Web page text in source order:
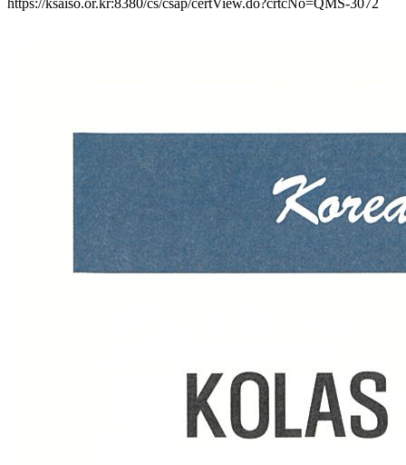
https://ksaiso.or.kr:8380/cs/csap/certView.do?crtcNo=QMS-3072